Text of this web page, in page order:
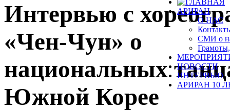
АРИРАН
О НАС
СМИ о
НОВОСТИ
ИНТЕРВЬЮ
АРИРАН 10
Интервью с
«Чен-Чун» о
национальных
Южной Корее